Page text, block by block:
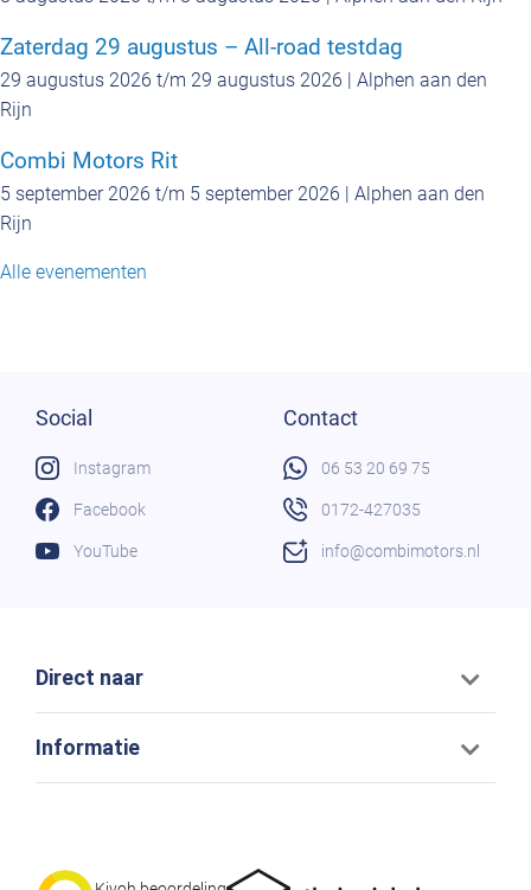
Zaterdag 29 augustus – All-road testdag
29 augustus 2026 t/m 29 augustus 2026 | Alphen aan den
Rijn
Combi Motors Rit
5 september 2026 t/m 5 september 2026 | Alphen aan den
Rijn
Alle evenementen
Direct naar
Informatie
Social
Instagram
Facebook
YouTube
Contact
06 53 20 69 75
0172-427035
info@combimotors.nl